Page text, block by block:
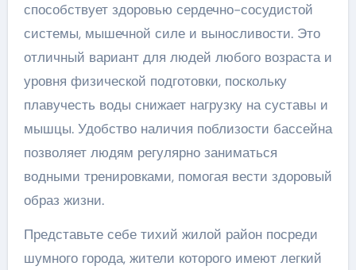
способствует здоровью сердечно-сосудистой
системы, мышечной силе и выносливости. Это
отличный вариант для людей любого возраста и
уровня физической подготовки, поскольку
плавучесть воды снижает нагрузку на суставы и
мышцы. Удобство наличия поблизости бассейна
позволяет людям регулярно заниматься
водными тренировками, помогая вести здоровый
образ жизни.
Представьте себе тихий жилой район посреди
шумного города, жители которого имеют легкий